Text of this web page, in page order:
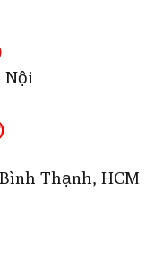
Nội
Thạnh, HCM